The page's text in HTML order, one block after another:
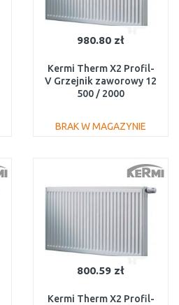
980.80 zł
Kermi Therm X2 Profil-
V Grzejnik zaworowy 12
500 / 2000
BRAK W MAGAZYNIE
Do porównania
800.59 zł
Kermi Therm X2 Profil-